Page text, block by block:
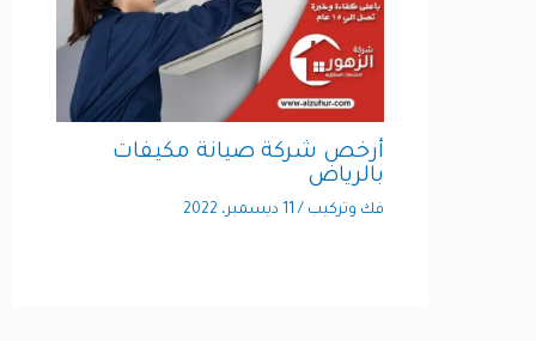
أرخص شركة صيانة مكيفات
بالرياض
فك وتركيب/11 ديسمبر، 2022